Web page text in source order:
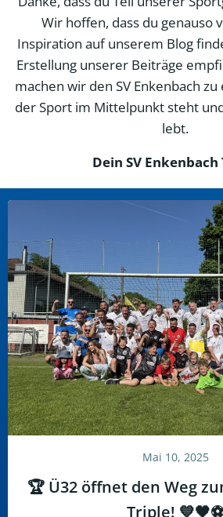
Wir hoffen, dass du genauso
Inspiration auf unserem Blog
Erstellung unserer Beiträge
machen wir den SV Enkenbach
der Sport im Mittelpunkt steht
lebt.
Dein SV Enkenbach
Mai 10, 2025
🏆 Ü32 öffnet den Weg
Triple! 💙🖤⚽️